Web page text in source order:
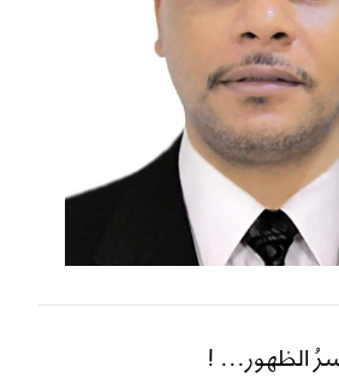
الظهور... !